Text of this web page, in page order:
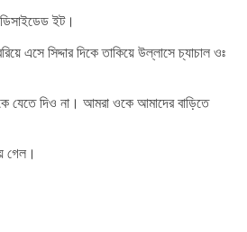
ইট।
এসে সিদ্দার দিকে তাকিয়ে উল্লাসে চ্যাচাল ওঃ
দিও না। আমরা ওকে আমাদের বাড়িতে
গেল।